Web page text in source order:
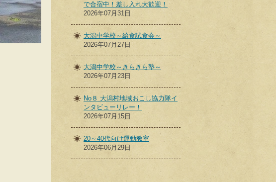
で合宿中！差し入れ大歓迎！
2026年07月31日
大潟中学校～給食試食会～
2026年07月27日
大潟中学校～きらきら塾～
2026年07月23日
No８ 大潟村地域おこし協力隊イ
ンタビューリレー！
2026年07月15日
20～40代向け運動教室
2026年06月29日